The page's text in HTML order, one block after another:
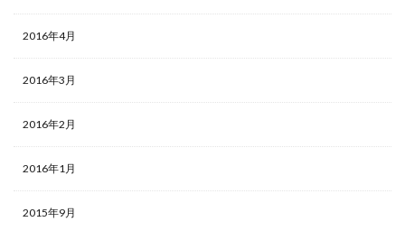
2016年4月
2016年3月
2016年2月
2016年1月
2015年9月